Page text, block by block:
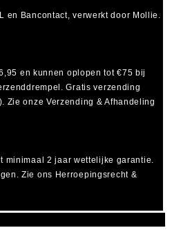
en Bancontact, verwerkt door Mollie.
en kunnen oplopen tot€75 bij
Gratis verzending
Zie onze Verzending & Afhandeling
minimaal2 jaar wettelijke garantie.
Zie ons Herroepingsrecht &